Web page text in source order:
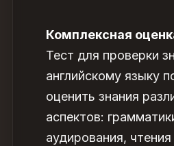
Комплексная
Тест для проверки
английскому языку
оценить знания
аспектов:
аудирования,